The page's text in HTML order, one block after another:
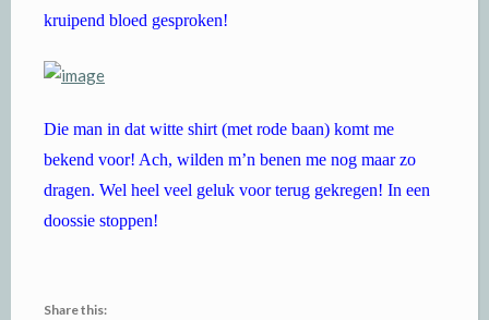
kruipend bloed gesproken!
Die man in dat witte shirt (met rode baan) komt me
bekend voor! Ach, wilden m’n benen me nog maar zo
dragen. Wel heel veel geluk voor terug gekregen! In een
doossie stoppen!
Share this: